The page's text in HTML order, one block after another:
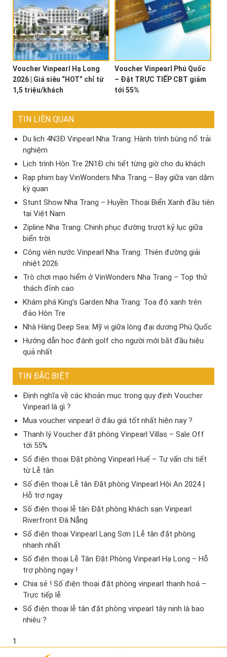
Voucher Vinpearl Hạ Long
2026 | Giá siêu “HOT” chỉ từ
1,5 triệu/khách
Voucher Vinpearl Phú Quốc
– Đặt TRỰC TIẾP CBT giảm
tới 55%
TIN LIÊN QUAN
Du lịch 4N3Đ Vinpearl Nha Trang: Hành trình bùng nổ trải
nghiệm
Lịch trình Hòn Tre 2N1Đ chi tiết từng giờ cho du khách
Rạp phim bay VinWonders Nha Trang – Bay giữa vạn dặm
kỳ quan
Stunt Show Nha Trang – Huyền Thoại Biển Xanh đầu tiên
tại Việt Nam
Zipline Nha Trang: Chinh phục đường trượt kỷ lục giữa
biển trời
Công viên nước Vinpearl Nha Trang: Thiên đường giải
nhiệt 2026
Trò chơi mạo hiểm ở VinWonders Nha Trang – Top thử
thách đỉnh cao
Khám phá King’s Garden Nha Trang: Tọa độ xanh trên
đảo Hòn Tre
Nhà Hàng Deep Sea: Mỹ vị giữa lòng đại dương Phú Quốc
Hướng dẫn học đánh golf cho người mới bắt đầu hiệu
quả nhất
TIN ĐẶC BIỆT
Định nghĩa về các khoản mục trong quy định Voucher
Vinpearl là gì ?
Mua voucher vinpearl ở đâu giá tốt nhất hiện nay ?
Thanh lý Voucher đặt phòng Vinpearl Villas – Sale Off
tới 55%
Số điện thoại Đặt phòng Vinpearl Huế – Tư vấn chi tiết
từ Lễ tân
Số điện thoại Lễ tân Đặt phòng Vinpearl Hội An 2024 |
Hỗ trợ ngay
Số điện thoại lễ tân Đặt phòng khách sạn Vinpearl
Riverfront Đà Nẵng
Số điện thoại Vinpearl Lạng Sơn | Lễ tân đặt phòng
nhanh nhất
Số điện thoại Lễ Tân Đặt Phòng Vinpearl Hạ Long – Hỗ
trợ phòng ngay !
Chia sẻ ! Số điện thoại đặt phòng vinpearl thanh hoá –
Trực tiếp lễ
Số điện thoại lễ tân đặt phòng vinpearl tây ninh là bao
nhiêu ?
1